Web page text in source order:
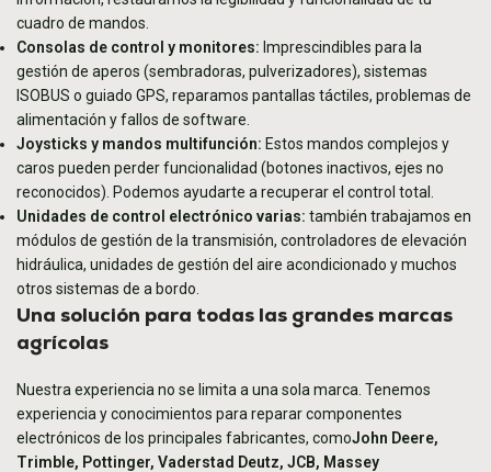
cuadro de mandos.
Consolas de control y monitores: Imprescindibles para la
gestión de aperos (sembradoras, pulverizadores), sistemas
ISOBUS o guiado GPS, reparamos pantallas táctiles, problemas de
alimentación y fallos de software.
Joysticks y mandos multifunción: Estos mandos complejos y
caros pueden perder funcionalidad (botones inactivos, ejes no
reconocidos). Podemos ayudarte a recuperar el control total.
Unidades de control electrónico varias: también trabajamos en
módulos de gestión de la transmisión, controladores de elevación
hidráulica, unidades de gestión del aire acondicionado y muchos
otros sistemas de a bordo.
Una solución para todas las grandes marcas
agrícolas
Nuestra experiencia no se limita a una sola marca. Tenemos
experiencia y conocimientos para reparar componentes
electrónicos de los principales fabricantes, comoJohn Deere,
Trimble, Pottinger, Vaderstad Deutz, JCB, Massey